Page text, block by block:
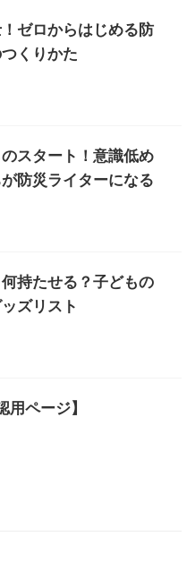
ゼロからはじめる防
くりかた
スタート！意識低め
防災ライターになる
持たせる？子どもの
ズリスト
用ページ】